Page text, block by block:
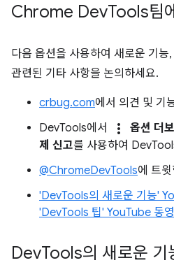
Chrome DevTools팀
다음 옵션을 사용하여 새로운 기
관련된 기타 사항을 논의하세요.
crbug.com에서 의견 및 기
DevTools에서
more_vert 옵션 더보
제 신고를 사용하여
@ChromeDevTools에 트
'DevTools의 새로운 기능'
'DevTools 팁' YouTube 동
DevTools의 새로운 기